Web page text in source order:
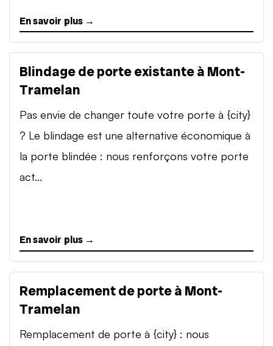
En savoir plus →
Blindage de porte existante à Mont-
Tramelan
Pas envie de changer toute votre porte à {city}
? Le blindage est une alternative économique à
la porte blindée : nous renforçons votre porte
act...
En savoir plus →
Remplacement de porte à Mont-
Tramelan
Remplacement de porte à {city} : nous